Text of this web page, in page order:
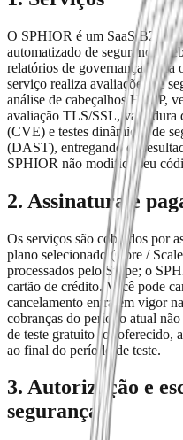
O SPHIOR é um SaaS B2B
automatizado de segurança
relatórios de governança. Para
serviço realiza avaliações de
análise de cabeçalhos HTTP,
avaliação TLS/SSL, varredura
(CVE) e testes dinâmicos de
(DAST), entregando os
SPHIOR não modifica seu
2. Assinatura e
Os serviços são cobrados por
plano selecionado (Core /
processados pelo Stripe; o
cartão de crédito. Você pode
cancelamento entra em vigor
cobranças do período atual
de teste gratuito for oferecido,
ao final do período de teste.
3. Autorização e
segurança